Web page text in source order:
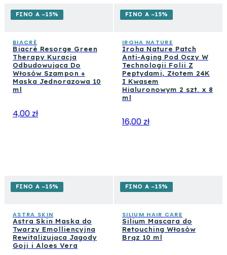
FINO A −15%
BIACRÈ
Biacrè Resorge Green
Therapy Kuracja
Odbudowująca Do
Włosów Szampon +
Maska Jednorazowa 10
ml
4,00 zł
FINO A −15%
IROHA NATURE
Iroha Nature Patch
Anti-Aging Pod Oczy W
Technologii Folii Z
Peptydami, Złotem 24K
I Kwasem
Hialuronowym 2 szt. x 8
ml
16,00 zł
FINO A −15%
ASTRA SKIN
Astra Skin Maska do
Twarzy Emolliencyjna
Rewitalizująca Jagody
Goji i Aloes Vera
FINO A −15%
SILIUM HAIR CARE
Silium Mascara do
Retouching Włosów
Brąz 10 ml